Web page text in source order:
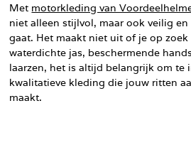
Met motorkleding van
niet alleen stijlvol, maar ook veilig
gaat. Het maakt niet uit of je op zoek
waterdichte jas, beschermende
laarzen, het is altijd belangrijk om te
kwalitatieve kleding die jouw ritten
maakt.